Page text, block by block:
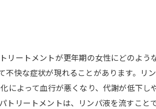
ートメントが更年期の女性にどのよ
快な症状が現れることがあります。
によって血行が悪くなり、代謝が低下
リートメントは、リンパ液を流すこ